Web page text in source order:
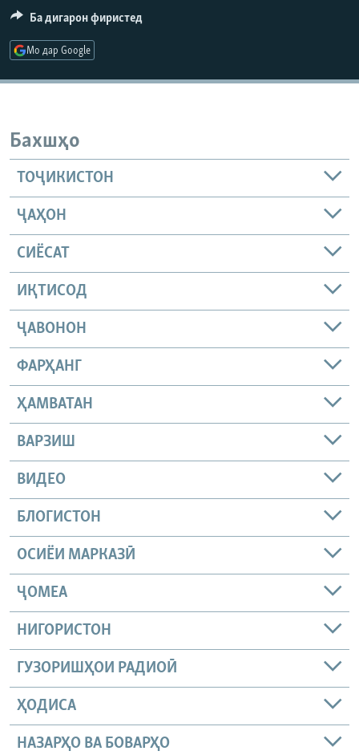
ГУЗОРИШҲОИ РАДИОӢ
Русский
Ҳамаи сомонаҳои RFE/RL
Ба дигарон фиристед
Мо дар Google
Бахшҳо
ТОҶИКИСТОН
ҶАҲОН
СИЁСАТ
ИҚТИСОД
ҶАВОНОН
ФАРҲАНГ
ҲАМВАТАН
ВАРЗИШ
ВИДЕО
БЛОГИСТОН
ОСИЁИ МАРКАЗӢ
ҶОМEА
НИГОРИСТОН
ГУЗОРИШҲОИ РАДИОӢ
ҲОДИСА
НАЗАРҲО ВА БОВАРҲО